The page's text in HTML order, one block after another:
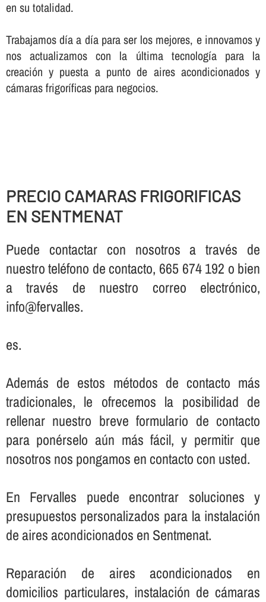
en su totalidad.
Trabajamos dí­a a dí­a para ser los mejores, e innovamos y
nos actualizamos con la última tecnologí­a para la
creación y puesta a punto de aires acondicionados y
cámaras frigorí­ficas para negocios.
PRECIO CAMARAS FRIGORIFICAS
EN SENTMENAT
Puede contactar con nosotros a través de
nuestro teléfono de contacto, 665 674 192 o bien
a través de nuestro correo electrónico,
info@fervalles.
es.
Además de estos métodos de contacto más
tradicionales, le ofrecemos la posibilidad de
rellenar nuestro breve formulario de contacto
para ponérselo aún más fácil, y permitir que
nosotros nos pongamos en contacto con usted.
En Fervalles puede encontrar soluciones y
presupuestos personalizados para la instalación
de aires acondicionados en Sentmenat.
Reparación de aires acondicionados en
domicilios particulares, instalación de cámaras